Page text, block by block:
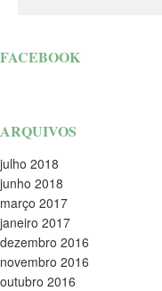
FACEBOOK
ARQUIVOS
julho 2018
junho 2018
março 2017
janeiro 2017
dezembro 2016
novembro 2016
outubro 2016